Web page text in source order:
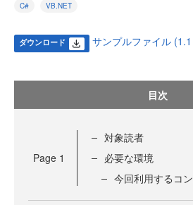
C# VB.NET
ダウンロード サンプルファイル
目次
Page 1
対象読者
必要な環境
今回利用するコ